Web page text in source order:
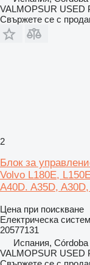
VALMOPSUR USED
Свържете се с
2
Блок за
Volvo L180E,
A40D. A35D,
Цена при поискване
Електрическа
20577131
Испания, Córdoba
VALMOPSUR USED